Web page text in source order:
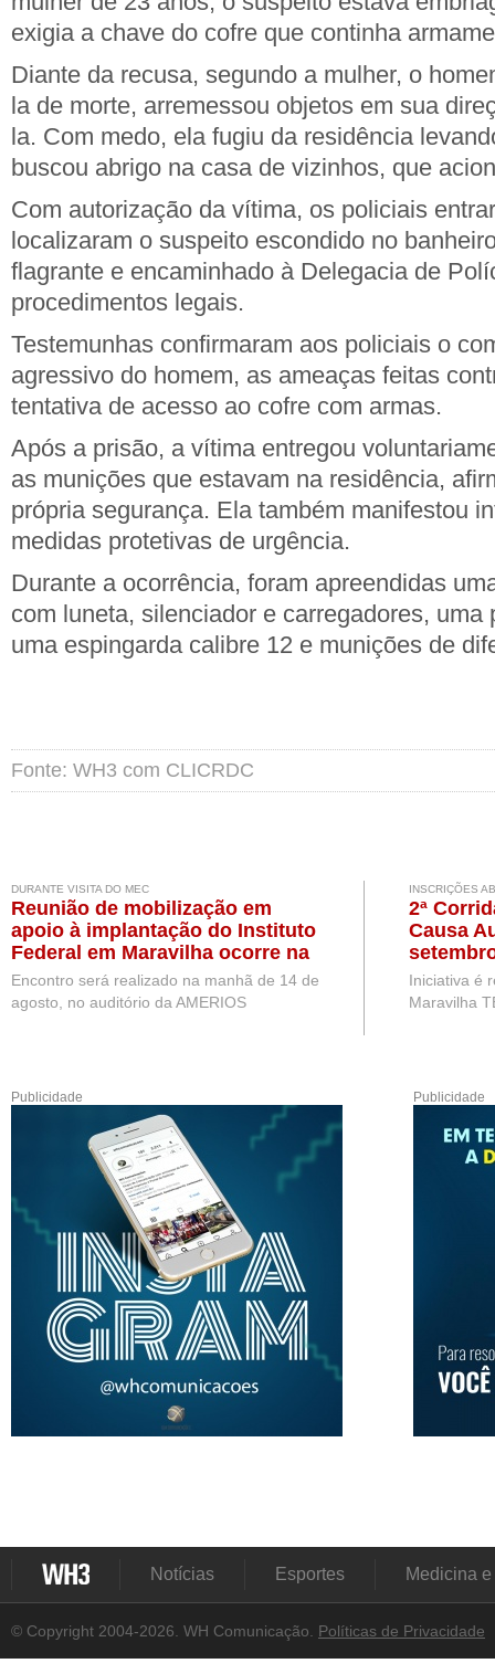
exigia a chave do cofre que continha
Diante da recusa, segundo a mulher, o
la de morte, arremessou objetos em sua
la. Com medo, ela fugiu da residência
buscou abrigo na casa de vizinhos, que
Com autorização da vítima, os policiais
localizaram o suspeito escondido no
flagrante e encaminhado à Delegacia de
procedimentos legais.
Testemunhas confirmaram aos policiais o
agressivo do homem, as ameaças feitas
tentativa de acesso ao cofre com armas.
Após a prisão, a vítima entregou
as munições que estavam na residência,
própria segurança. Ela também manifestou
medidas protetivas de urgência.
Durante a ocorrência, foram apreendidas
com luneta, silenciador e carregadores, uma
uma espingarda calibre 12 e munições de
Fonte: WH3 com CLICRDC
DURANTE VISITA DO MEC
Reunião de mobilização em
apoio à implantação do Instituto
Federal em Maravilha ocorre na
próxima semana, durante visita
de representantes do MEC
Encontro será realizado na manhã de 14 de
agosto, no auditório da AMERIOS
INSCRIÇÕES
2ª
Causa
Iniciativa é
Maravilha
Publicidade Publicidade
Notícias Esportes Medicina
© Copyright 2004-2026. WH Comunicação. Políticas de Privacidade